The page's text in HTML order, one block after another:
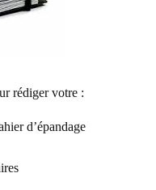
rédiger votre :
d’épandage